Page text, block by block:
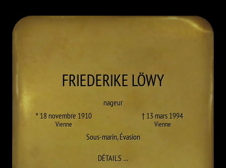
FRIEDERIKELÖWY
nageur
* 18 novembre 1910
Vienne
† 13 mars 1994
Vienne
Sous-marin,Évasion
DÉTAILS…À FRIEDERIKE LÖWY